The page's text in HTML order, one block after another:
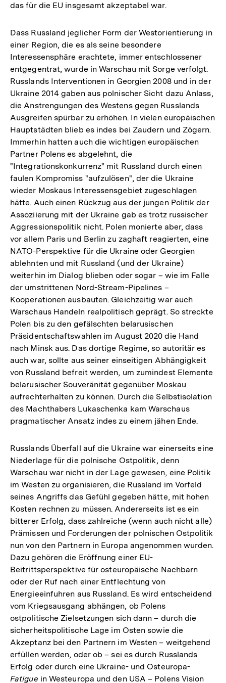
das für die EU insgesamt akzeptabel war.
Dass Russland jeglicher Form der Westorientierung in
einer Region, die es als seine besondere
Interessensphäre erachtete, immer entschlossener
entgegentrat, wurde in Warschau mit Sorge verfolgt.
Russlands Interventionen in Georgien 2008 und in der
Ukraine 2014 gaben aus polnischer Sicht dazu Anlass,
die Anstrengungen des Westens gegen Russlands
Ausgreifen spürbar zu erhöhen. In vielen europäischen
Hauptstädten blieb es indes bei Zaudern und Zögern.
Immerhin hatten auch die wichtigen europäischen
Partner Polens es abgelehnt, die
"Integrationskonkurrenz" mit Russland durch einen
faulen Kompromiss "aufzulösen", der die Ukraine
wieder Moskaus Interessensgebiet zugeschlagen
hätte. Auch einen Rückzug aus der jungen Politik der
Assoziierung mit der Ukraine gab es trotz russischer
Aggressionspolitik nicht. Polen monierte aber, dass
vor allem Paris und Berlin zu zaghaft reagierten, eine
NATO-Perspektive für die Ukraine oder Georgien
ablehnten und mit Russland (und der Ukraine)
weiterhin im Dialog blieben oder sogar – wie im Falle
der umstrittenen Nord-Stream-Pipelines –
Kooperationen ausbauten. Gleichzeitig war auch
Warschaus Handeln realpolitisch geprägt. So streckte
Polen bis zu den gefälschten belarusischen
Präsidentschaftswahlen im August 2020 die Hand
nach Minsk aus. Das dortige Regime, so autoritär es
auch war, sollte aus seiner einseitigen Abhängigkeit
von Russland befreit werden, um zumindest Elemente
belarusischer Souveränität gegenüber Moskau
aufrechterhalten zu können. Durch die Selbstisolation
des Machthabers Lukaschenka kam Warschaus
pragmatischer Ansatz indes zu einem jähen Ende.
Russlands Überfall auf die Ukraine war einerseits eine
Niederlage für die polnische Ostpolitik, denn
Warschau war nicht in der Lage gewesen, eine Politik
im Westen zu organisieren, die Russland im Vorfeld
seines Angriffs das Gefühl gegeben hätte, mit hohen
Kosten rechnen zu müssen. Andererseits ist es ein
bitterer Erfolg, dass zahlreiche (wenn auch nicht alle)
Prämissen und Forderungen der polnischen Ostpolitik
nun von den Partnern in Europa angenommen wurden.
Dazu gehören die Eröffnung einer EU-
Beitrittsperspektive für osteuropäische Nachbarn
oder der Ruf nach einer Entflechtung von
Energieeinfuhren aus Russland. Es wird entscheidend
vom Kriegsausgang abhängen, ob Polens
ostpolitische Zielsetzungen sich dann – durch die
sicherheitspolitische Lage im Osten sowie die
Akzeptanz bei den Partnern im Westen – weitgehend
erfüllen werden, oder ob – sei es durch Russlands
Erfolg oder durch eine Ukraine- und Osteuropa-
Fatigue in Westeuropa und den USA – Polens Vision